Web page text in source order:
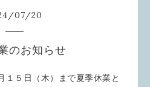
/07/20
のお知らせ
１５日（木）まで夏季休業と